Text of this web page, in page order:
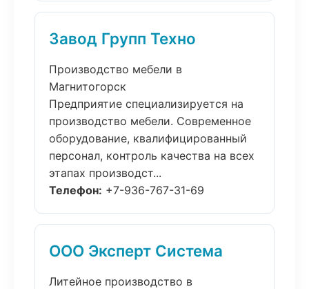
Завод Групп Техно
Производство мебели в
Магнитогорск
Предприятие специализируется на
производство мебели. Современное
оборудование, квалифицированный
персонал, контроль качества на всех
этапах производст...
Телефон: +7-936-767-31-69
ООО Эксперт Система
Литейное производство в